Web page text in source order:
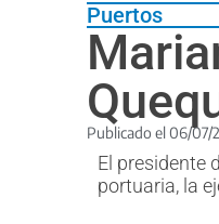
Puertos
Publicado el 06/07/
El presidente
portuaria, la